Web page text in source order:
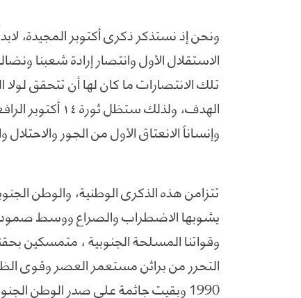
ونحن إذ نستذكر ذكرى أكتوبر المجيدة،
الاستقلال الأول وانتصار إرادة شعبنا
تلك الانتصارات ما كان لها أن تتحقق
الهدف، ولذلك
وإنساناً الانعتاق الأول من الجور
تتزامن هذه الذكرى الوطنية، والوطن
يشوبها الاضطراب والصراع ووسط صمود
وقواتنا المسلحة الجنوبية ، متمسكين